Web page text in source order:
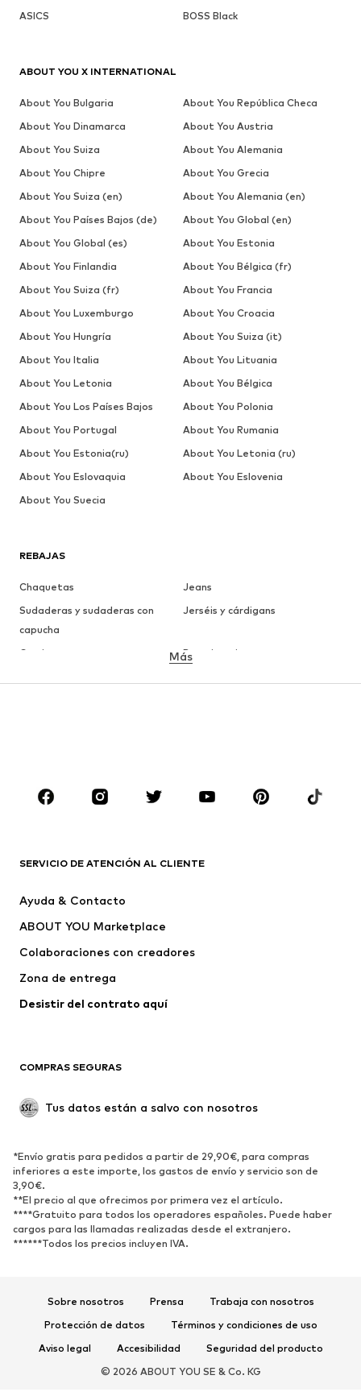
ASICS
BOSS Black
REBAJAS
Chaquetas
Jeans
Sudaderas y sudaderas con
capucha
Jerséis y cárdigans
Camisetas
Ropa interior
ROPA
Camisetas
Jeans
Pantalones
Ropa interior
Jerséis y cárdigans
Trajes y chaquetas
Ropa de baño
Nuevo
Tendencia
Zapatos bajos
Zapatos deportivos
Zapatos abiertos
DEPORTE
Ropa deportiva
Disciplinas deportivas
Complementos deportivos
COMPLEMENTOS
Más
SERVICIO DE ATENCIÓN AL CLIENTE
Ayuda & Contacto
ABOUT YOU Marketplace
Colaboraciones con creadores
Zona de entrega
Desistir del contrato aquí
COMPRAS SEGURAS
Tus datos están a salvo con nosotros
*Envío gratis para pedidos a partir de 29,90€, para compras
inferiores a este importe, los gastos de envío y servicio son de
3,90€.
**El precio al que ofrecimos por primera vez el artículo.
****Gratuito para todos los operadores españoles. Puede haber
cargos para las llamadas realizadas desde el extranjero.
******Todos los precios incluyen IVA.
Sobre nosotros Prensa
Trabaja con nosotros
Protección de datos
Términos y condiciones de uso
Aviso legal
Accesibilidad
Seguridad del producto
© 2026 ABOUT YOU SE & Co. KG
ABOUT YOU X INTERNATIONAL
About You Bulgaria
About You República Checa
About You Dinamarca
About You Austria
About You Suiza
About You Alemania
About You Chipre
About You Grecia
About You Suiza (en)
About You Alemania (en)
About You Países Bajos (de)
About You Global (en)
About You Global (es)
About You Estonia
About You Finlandia
About You Bélgica (fr)
About You Suiza (fr)
About You Francia
About You Luxemburgo
About You Croacia
About You Hungría
About You Suiza (it)
About You Italia
About You Lituania
About You Letonia
About You Bélgica
About You Los Países Bajos
About You Polonia
About You Portugal
About You Rumania
About You Estonia(ru)
About You Letonia (ru)
About You Eslovaquia
About You Eslovenia
About You Suecia